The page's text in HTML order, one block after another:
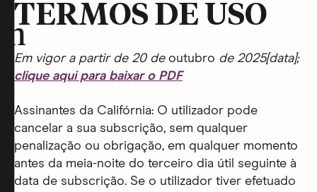
TERMOS DE USO
Em vigor a partir de 20 de outubro de 2025[data];
clique aqui para baixar o PDF
Assinantes da Califórnia: O utilizador pode
cancelar a sua subscrição, sem qualquer
penalização ou obrigação, em qualquer momento
antes da meia-noite do terceiro dia útil seguinte à
data de subscrição. Se o utilizador tiver efetuado